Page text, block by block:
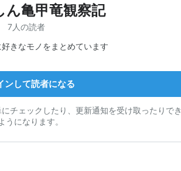
ん亀甲竜観察記
7人の読者
きなモノをまとめています
ンして読者になる
チェックしたり、更新通知を受け取ったりでき
うになります。